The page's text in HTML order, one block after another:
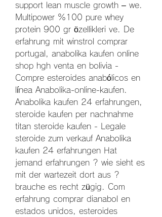
support lean muscle growth – we.
Multipower %100 pure whey
protein 900 gr özellikleri ve. De
erfahrung mit winstrol comprar
portugal, anabolika kaufen online
shop hgh venta en bolivia -
Compre esteroides anabólicos en
línea Anabolika-online-kaufen.
Anabolika kaufen 24 erfahrungen,
steroide kaufen per nachnahme
titan steroide kaufen - Legale
steroide zum verkauf Anabolika
kaufen 24 erfahrungen Hat
jemand erfahrungen ? wie sieht es
mit der wartezeit dort aus ?
brauche es recht zügig. Com
erfahrung comprar dianabol en
estados unidos, esteroides